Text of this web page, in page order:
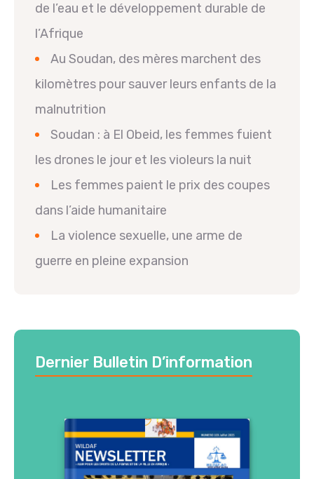
de l’eau et le développement durable de
l’Afrique
Au Soudan, des mères marchent des
kilomètres pour sauver leurs enfants de la
malnutrition
Soudan : à El Obeid, les femmes fuient
les drones le jour et les violeurs la nuit
Les femmes paient le prix des coupes
dans l’aide humanitaire
La violence sexuelle, une arme de
guerre en pleine expansion
Dernier Bulletin D’information